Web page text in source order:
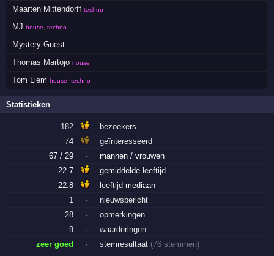
Maarten Mittendorff techno
MJ house, techno
Mystery Guest
Thomas Martojo house
Tom Liem house, techno
Statistieken
182
bezoekers
74
geïnteresseerd
67 / 29
·
mannen / vrouwen
22.7
gemiddelde leeftijd
22.8
leeftijd mediaan
1
·
nieuwsbericht
28
·
opmerkingen
9
·
waarderingen
zeer goed
· stemresultaat (76 stemmen)